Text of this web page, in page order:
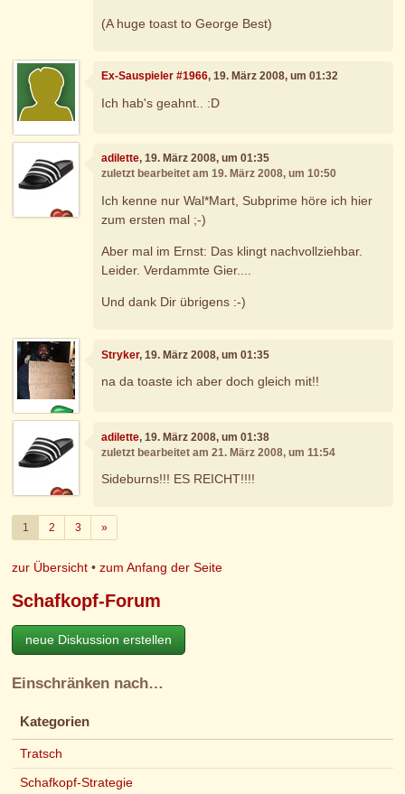
(A huge toast to George Best)
Ex-Sauspieler #1966, 19. März 2008, um 01:32
Ich hab's geahnt.. :D
adilette, 19. März 2008, um 01:35
zuletzt bearbeitet am 19. März 2008, um 10:50
Ich kenne nur Wal*Mart, Subprime höre ich hier
zum ersten mal ;-)
Aber mal im Ernst: Das klingt nachvollziehbar.
Leider. Verdammte Gier....
Und dank Dir übrigens :-)
Stryker, 19. März 2008, um 01:35
na da toaste ich aber doch gleich mit!!
adilette, 19. März 2008, um 01:38
zuletzt bearbeitet am 21. März 2008, um 11:54
Sideburns!!! ES REICHT!!!!
1 2 3 »Weiter
zur Übersicht •zum Anfang der Seite
Schafkopf-Forum
neue Diskussion erstellen
Einschränken nach…
Kategorien
Tratsch
Schafkopf-Strategie